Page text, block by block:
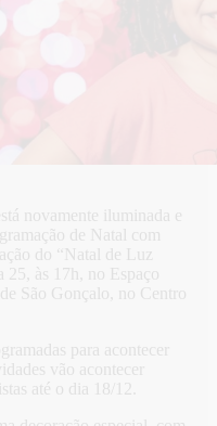
novamente iluminada e
de Natal com
do “Natal de Luz
25, às 17h, no Espaço
São Gonçalo, no Centro
para acontecer
vão acontecer
até o dia 18/12.